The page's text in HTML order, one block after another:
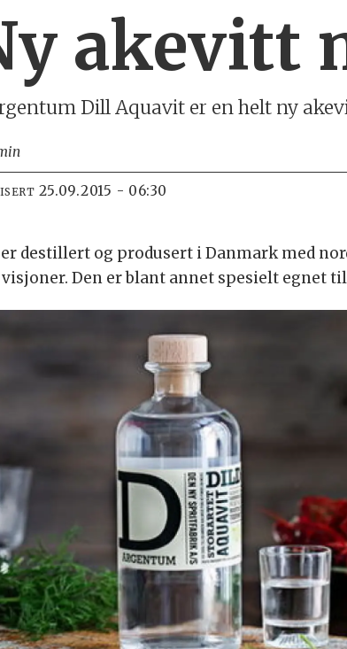
akevitt
Dill Aquavit er en helt ny
25.09.2015 - 06:30
destillert og produsert i Danmark med
visjoner. Den er blant annet spesielt egnet